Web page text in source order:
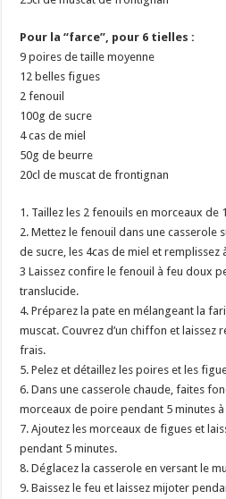
Pour la “farce”, pour 6 tielles :
9 poires de taille moyenne
12 belles figues
2 fenouil
100g de sucre
4 cas de miel
50g de beurre
20cl de muscat de frontignan
1. Taillez les 2 fenouils en morceaux de
2. Mettez le fenouil dans une casserole
de sucre, les 4cas de miel et remplissez
3 Laissez confire le fenouil à feu doux
translucide.
4. Préparez la pate en mélangeant la
muscat. Couvrez d’un chiffon et laissez
frais.
5. Pelez et détaillez les poires et les
6. Dans une casserole chaude, faites
morceaux de poire pendant 5 minutes
7. Ajoutez les morceaux de figues et
pendant 5 minutes.
8. Déglacez la casserole en versant le
9. Baissez le feu et laissez mijoter